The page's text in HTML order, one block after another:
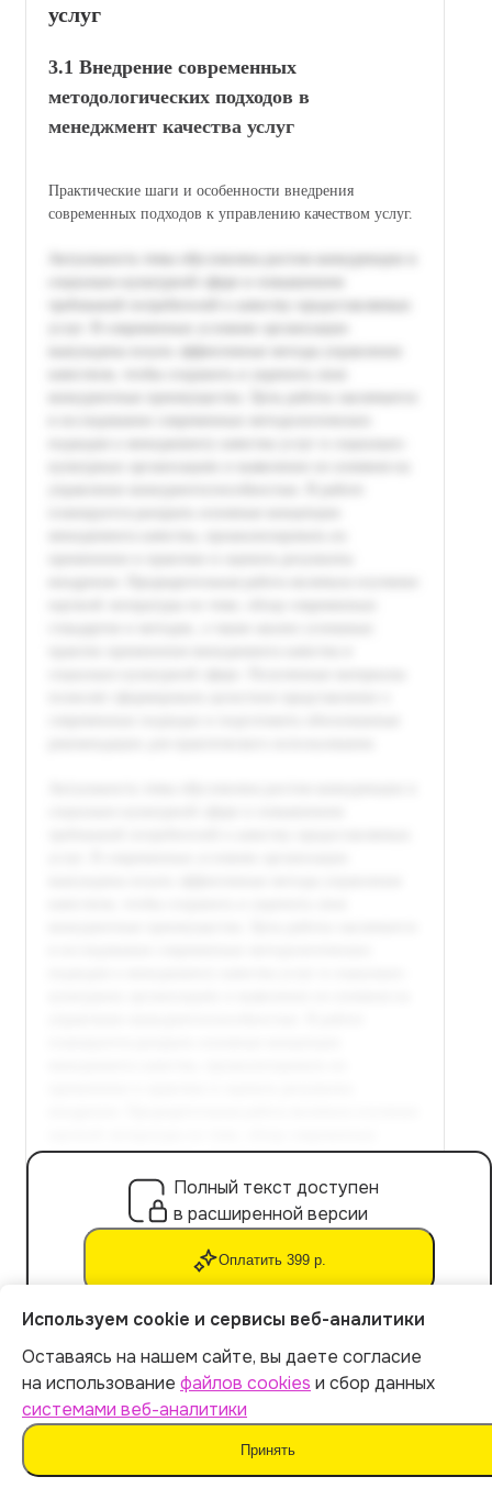
услуг
3.1 Внедрение современных
методологических подходов в
менеджмент качества услуг
Практические шаги и особенности внедрения
современных подходов к управлению качеством услуг.
Полный текст доступен
в расширенной версии
Оплатить 399 р.
3.2 Инструменты и методы повышения
качества услуг в социально-культурных
организациях
Итог:399р.
Оплатить
Используем cookie и сервисы веб-аналитики
Оставаясь на нашем сайте, вы даете согласие
на использование файлов cookies и сбор данных
системами веб-аналитики
Принять